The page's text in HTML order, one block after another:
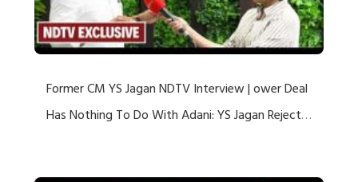
Former CM YS Jagan NDTV Interview | ower Deal
Has Nothing To Do With Adani: YS Jagan Rejects